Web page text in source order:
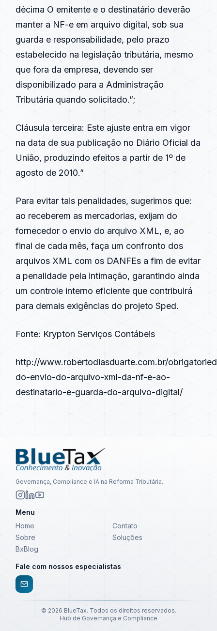
décima O emitente e o destinatário deverão
manter a NF-e em arquivo digital, sob sua
guarda e responsabilidade, pelo prazo
estabelecido na legislação tributária, mesmo
que fora da empresa, devendo ser
disponibilizado para a Administração
Tributária quando solicitado.”;
Cláusula terceira: Este ajuste entra em vigor
na data de sua publicação no Diário Oficial da
União, produzindo efeitos a partir de 1º de
agosto de 2010.”
Para evitar tais penalidades, sugerimos que:
ao receberem as mercadorias, exijam do
fornecedor o envio do arquivo XML, e, ao
final de cada mês, faça um confronto dos
arquivos XML com os DANFEs a fim de evitar
a penalidade pela intimação, garantindo ainda
um controle interno eficiente que contribuirá
para demais exigências do projeto Sped.
Fonte: Krypton Serviços Contábeis
http://www.robertodiasduarte.com.br/
do-envio-do-arquivo-xml-da-nf-e-ao-
destinatario-e-guarda-do-arquivo-digital/
Governança, Compliance e IA na Reforma Tributária.
Menu
Home
Contato
Sobre
Soluções
BxBlog
Fale com nossos especialistas
© 2026 BlueTax. Todos os direitos reservados.
Hub de Governança e Compliance